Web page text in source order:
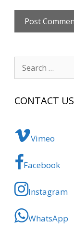
Search
for:
CONTACT US
Vimeo
Facebook
Instagram
WhatsApp